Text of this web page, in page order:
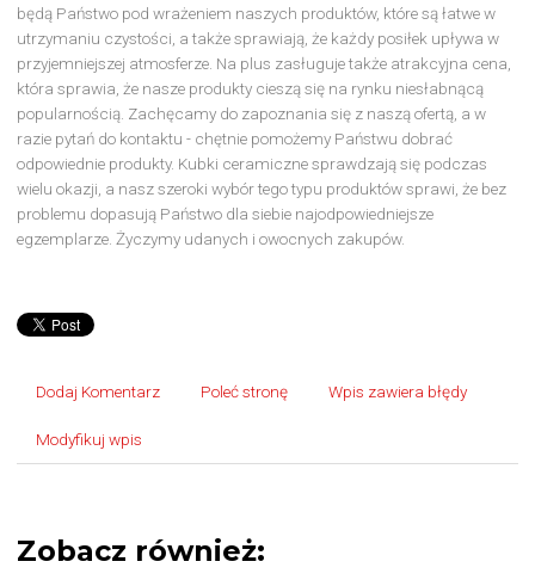
będą Państwo pod wrażeniem naszych produktów, które są łatwe w
utrzymaniu czystości, a także sprawiają, że każdy posiłek upływa w
przyjemniejszej atmosferze. Na plus zasługuje także atrakcyjna cena,
która sprawia, że nasze produkty cieszą się na rynku niesłabnącą
popularnością. Zachęcamy do zapoznania się z naszą ofertą, a w
razie pytań do kontaktu - chętnie pomożemy Państwu dobrać
odpowiednie produkty. Kubki ceramiczne sprawdzają się podczas
wielu okazji, a nasz szeroki wybór tego typu produktów sprawi, że bez
problemu dopasują Państwo dla siebie najodpowiedniejsze
egzemplarze. Życzymy udanych i owocnych zakupów.
Dodaj Komentarz Poleć stronę Wpis zawiera błędy
Modyfikuj wpis
Zobacz również: